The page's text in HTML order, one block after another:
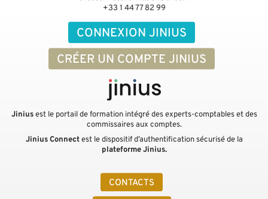
CONNEXION JINIUS
CRÉER UN COMPTE JINIUS
CONTACTS
+33 1 44 77 82 99
Jiniusest le portail de formation intégré des experts-comptables et des
commissaires aux comptes.
Jinius Connectest le dispositif d’authentification sécurisé de la
plateforme Jinius.